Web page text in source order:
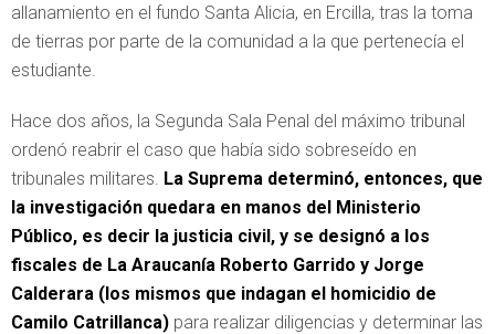
allanamiento en el fundo Santa Alicia, en Ercilla, tras la toma
de tierras por parte de la comunidad a la que pertenecía el
estudiante.
Hace dos años, la Segunda Sala Penal del máximo tribunal
ordenó reabrir el caso que había sido sobreseído en
tribunales militares. La Suprema determinó, entonces, que
la investigación quedara en manos del Ministerio
Público, es decir la justicia civil, y se designó a los
fiscales de La Araucanía Roberto Garrido y Jorge
Calderara (los mismos que indagan el homicidio de
Camilo Catrillanca) para realizar diligencias y determinar las